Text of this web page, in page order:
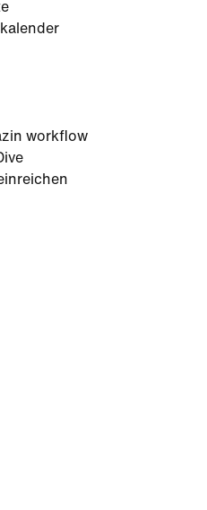
workflow